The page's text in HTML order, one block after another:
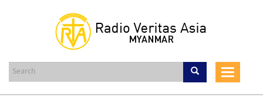
content
Toggle